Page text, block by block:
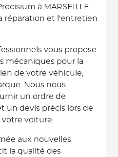
à MARSEILLE
réparation et l'entretien
vous propose
mécaniques pour la
de votre véhicule,
Nous nous
un ordre de
un devis précis lors de
votre voiture.
aux nouvelles
la qualité des